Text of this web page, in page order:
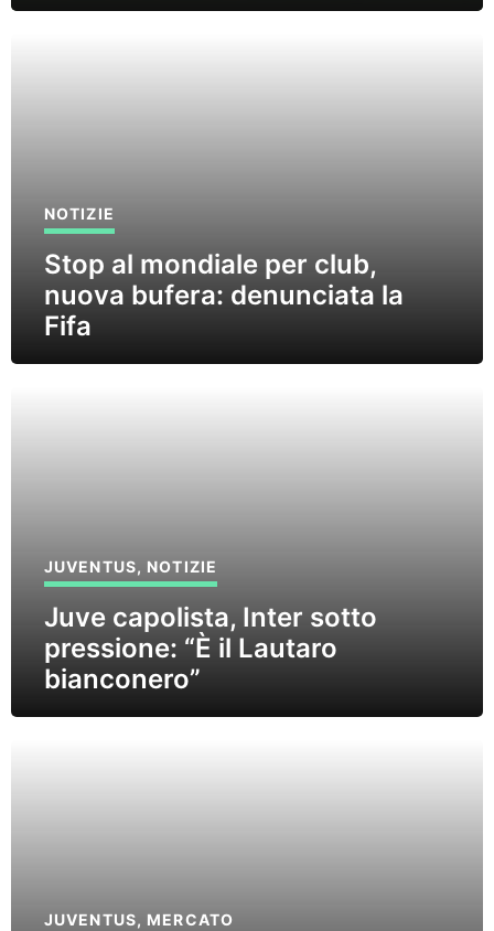
NOTIZIE
Stop al mondiale per club,
nuova bufera: denunciata la
Fifa
JUVENTUS, NOTIZIE
Juve capolista, Inter sotto
pressione: “È il Lautaro
bianconero”
JUVENTUS, MERCATO